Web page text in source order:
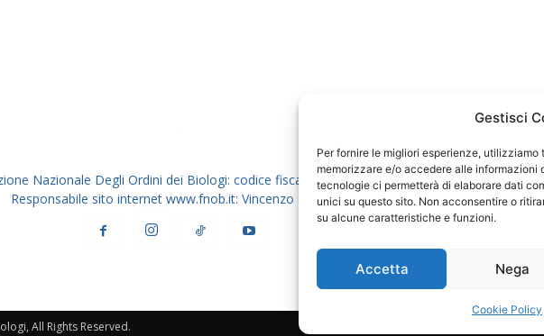
Gestisci
Per fornire le migliori esperienze,
memorizzare e/o accedere alle informazioni
tecnologie ci permetterà di elaborare dati
unici su questo sito. Non acconsentire o
su alcune caratteristiche e funzioni.
Accetta Nega
Cookie Policy
Nazionale Degli Ordini dei Biologi: codice fiscale 80069130583
Responsabile sito internet www.fnob.it: Vincenzo D'Anna
All Rights Reserved.